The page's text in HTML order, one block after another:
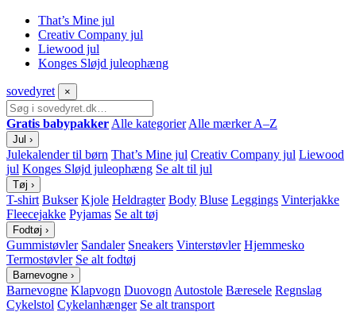
That’s Mine jul
Creativ Company jul
Liewood jul
Konges Sløjd juleophæng
sovedyret ×
Gratis babypakker Alle kategorier Alle mærker A–Z
Jul ›
Julekalender til børn That’s Mine jul Creativ Company jul Liewood
jul Konges Sløjd juleophæng Se alt til jul
Tøj ›
T-shirt Bukser Kjole Heldragter Body Bluse Leggings Vinterjakke
Fleecejakke Pyjamas Se alt tøj
Fodtøj ›
Gummistøvler Sandaler Sneakers Vinterstøvler Hjemmesko
Termostøvler Se alt fodtøj
Barnevogne ›
Barnevogne Klapvogn Duovogn Autostole Bæresele Regnslag
Cykelstol Cykelanhænger Se alt transport